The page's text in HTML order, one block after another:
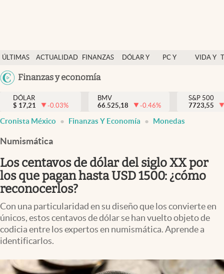
ÚLTIMAS
NOTICIAS
ACTUALIDAD
FINANZAS
DÓLAR Y
PC Y
VIDA Y
México
Finanzas y economía
Actualidad
Finanzas y economía
Dólar y mercados
Pc y celular
Vida y estilo
Tv
Clima
Mediakit
DÓLAR
$ 17,21 -0.03%
BMV
66.525,18
-0.46%
S&P 500
7723,55
Cronista México Finanzas Y Economía Monedas
Numismática
Los centavos de dólar del siglo XX por
los que pagan hasta USD 1500: ¿cómo
reconocerlos?
Con una particularidad en su diseño que los convierte en
únicos, estos centavos de dólar se han vuelto objeto de
codicia entre los expertos en numismática. Aprende a
identificarlos.